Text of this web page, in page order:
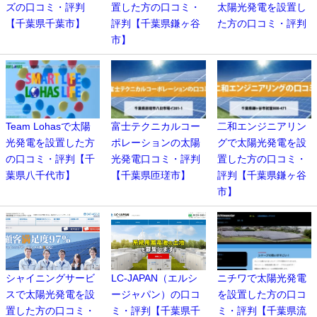
ズの口コミ・評判
【千葉県千葉市】
置した方の口コミ・
評判【千葉県鎌ヶ谷
市】
太陽光発電を設置し
た方の口コミ・評判
Team Lohasで太陽
光発電を設置した方
の口コミ・評判【千
葉県八千代市】
富士テクニカルコー
ポレーションの太陽
光発電口コミ・評判
【千葉県匝瑳市】
二和エンジニアリン
グで太陽光発電を設
置した方の口コミ・
評判【千葉県鎌ヶ谷
市】
シャイニングサービ
スで太陽光発電を設
置した方の口コミ・
LC-JAPAN（エルシ
ージャパン）の口コ
ミ・評判【千葉県千
ニチワで太陽光発電
を設置した方の口コ
ミ・評判【千葉県流